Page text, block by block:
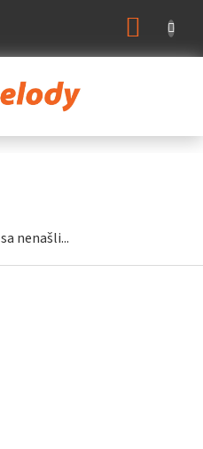
sa nenašli...